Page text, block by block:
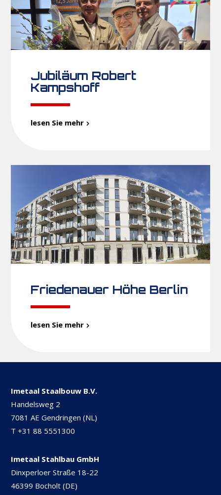
Jubiläum Robert
Kampshoff
lesen Sie mehr
Friedenauer Höhe Berlin
lesen Sie mehr
Imetaal Staalbouw B.V.
Handelsweg 2
7081 AE Gendringen (NL)
T+31 88 5551300
Imetaal Stahlbau GmbH
Dinxperloer Straße 18-22
46399 Bocholt (DE)